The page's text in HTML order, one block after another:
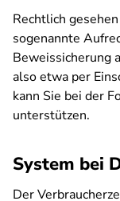
Rechtlich
sogenannte
Beweissicherung
also etwa per
kann Sie bei der
unterstützen.
System bei
Der